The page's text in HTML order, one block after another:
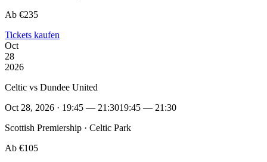
Ab €235
Tickets kaufen
Oct
28
2026
Celtic vs Dundee United
Oct 28, 2026 · 19:45 — 21:3019:45 — 21:30
Scottish Premiership · Celtic Park
Ab €105